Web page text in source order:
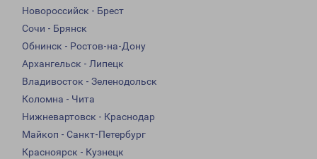
Новороссийск - Брест
Сочи - Брянск
Обнинск - Ростов-на-Дону
Архангельск - Липецк
Владивосток - Зеленодольск
Коломна - Чита
Нижневартовск - Краснодар
Майкоп - Санкт-Петербург
Красноярск - Кузнецк